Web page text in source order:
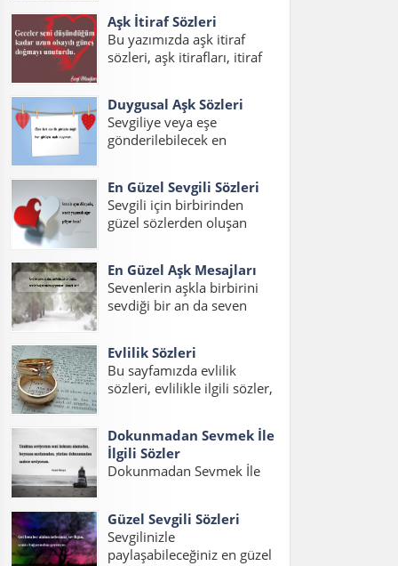
okuyabilirsiniz....
Aşık Oldum Sözleri, Aşka
Düşmek Sözleri Sevgiliye,
Sevdaya Tutuldum Sözleri,
Aşka Düşmek Sözleri
Sözleri Facebook Aşka...
Aşk İtiraf Sözleri
Bu yazımızda aşk itiraf
sözleri, aşk itirafları, itiraf
aşk itiraf sözleri yazılarını
bulabilirsiniz. Aşkını itiraf
etme sözleri yerine ve
Duygusal Aşk Sözleri
Sevgiliye veya eşe
gönderilebilecek en
duygusal aşk sözleri uzun,
en güzel duygusal aşk
sözleri uzun ve şahane aşk
de bulabilirsiniz....
En Güzel Sevgili Sözleri
Sevgili için birbirinden
güzel sözlerden oluşan
sevgiliye en güzel romantik
sözler ve en güzel duygulu
sözleri okuyabilirsiniz.
Sözler – Oksijeni bilmem
ama...
En Güzel Aşk Mesajları
Sevenlerin aşkla birbirini
sevdiği bir an da seven
söylemek ister. Aşk sözleri
romantik uzun, aşk
mesajları en güzel ve
okuyabilirsiniz....
Evlilik Sözleri
Bu sayfamızda evlilik
sözleri, evlilikle ilgili sözler,
güzel evlilik sözleri, evlilik
mesajları ve evlilik için
sözler konulu bir yazı
hazırladık. Sevdiğiniz bir
kutlamak...
Dokunmadan Sevmek İle
İlgili Sözler
Dokunmadan Sevmek İle
Dokunmadan sevmekle
ilgili Sözler, Görmeden
dokunmadan sevmek
Güzel Sevgili Sözleri
Sevgilinizle
paylaşabileceğiniz en güzel